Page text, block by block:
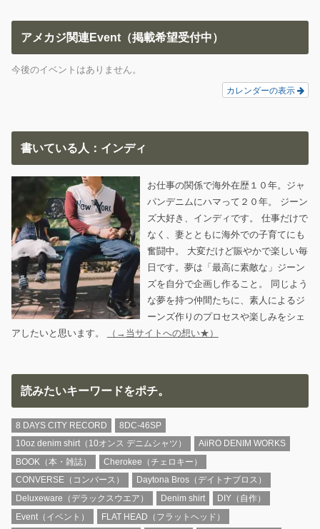
アメカジ関連Event（掲載希望受付中）
今後のイベントはありません。
カレンダーの表示
書いている人：インディ
お仕事の関係で海外在歴１０年。ジャ
パンデニムにハマって２０年。 ジーン
ズ大好き、インディです。 仕事だけで
なく、妻とともに海外での子育てにも
奮闘中。 大変だけど賑やかで楽しい毎
日です。夢は「最高に素敵な」ジーン
ズを自分で企画し作ること。 同じよう
な夢を持つ仲間たちに、素人によるジ
ーンズ作りのプロセスや楽しみをシェ
アしたいと思います。
（→当サイトへの想い★）
読みたいキーワードをポチ。
8 DAYS CITY RECORD
8DC-46SP
10oz denim shirt（10オンス デニムシャツ）
AiiRO DENIM WORKS
BOOK（本・雑誌）
Cherokee（チェロキー）
CONVERSE（コンバース）
Daytona Bros（デイトナブロス）
Deluxeware（デラックスウエア）
Denim shirt
DIY（自作）
Event（イベント）
FLAT HEAD（フラットヘッド）